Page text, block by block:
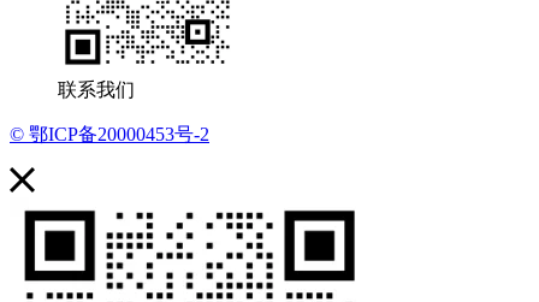
联系我们
© 鄂ICP备20000453号-2